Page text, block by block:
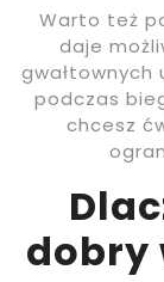
Warto też
daje
podczas
chcesz
dobry